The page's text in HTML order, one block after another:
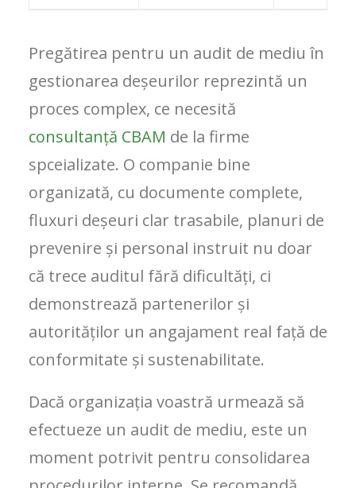
Pregătirea pentru un audit de mediu în
gestionarea deșeurilor reprezintă un
proces complex, ce necesită
consultanță CBAM de la firme
spceializate. O companie bine
organizată, cu documente complete,
fluxuri deșeuri clar trasabile, planuri de
prevenire și personal instruit nu doar
că trece auditul fără dificultăți, ci
demonstrează partenerilor și
autorităților un angajament real față de
conformitate și sustenabilitate.
Dacă organizația voastră urmează să
efectueze un audit de mediu, este un
moment potrivit pentru consolidarea